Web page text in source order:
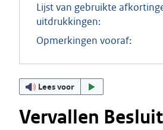
Lijst van gebruikte
uitdrukkingen:
Opmerkingen vooraf:
Lees voor
Vervallen Besluit